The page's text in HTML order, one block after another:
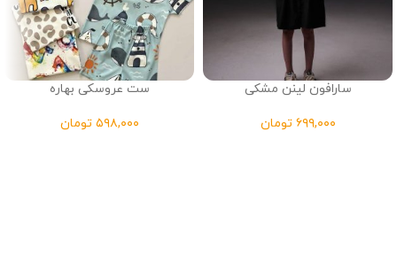
سارافون لینن مشکی
تومان
ست عروسکی بهاره
تومان